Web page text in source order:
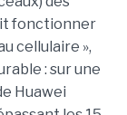
fonctionner
cellulaire »,
: sur une
Huawei